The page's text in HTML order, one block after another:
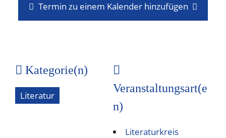
Termin zu einem Kalender hinzufügen
Kategorie(n)
Literatur
Veranstaltungsart(e
n)
Literaturkreis